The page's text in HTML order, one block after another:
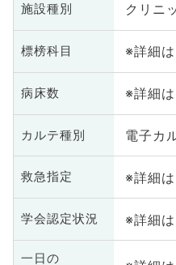
施設種別 クリニ
標榜科目 ※詳細
病床数 ※詳細
カルテ種別 電子カ
救急指定 ※詳細
学会認定状況 ※詳細
一日の